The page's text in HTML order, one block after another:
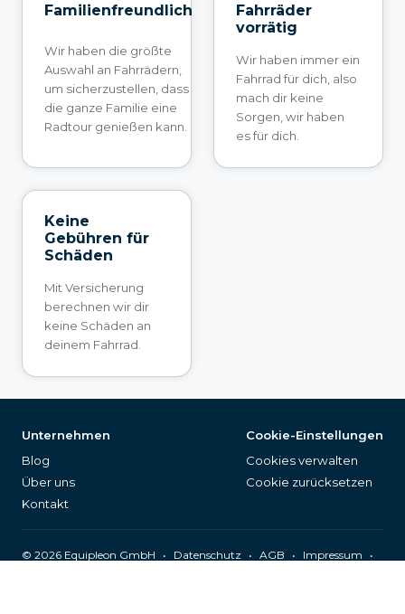
Familienfreundlich
Wir haben die größte
Auswahl an Fahrrädern,
um sicherzustellen, dass
die ganze Familie eine
Radtour genießen kann.
Fahrräder
vorrätig
Wir haben immer ein
Fahrrad für dich, also
mach dir keine
Sorgen, wir haben
es für dich.
Keine
Gebühren für
Schäden
Mit Versicherung
berechnen wir dir
keine Schäden an
deinem Fahrrad.
Unternehmen
Blog
Über uns
Kontakt
Cookie-Einstellungen
Cookies verwalten
Cookie zurücksetzen
© 2026 Equipleon GmbH • Datenschutz • AGB • Impressum
•